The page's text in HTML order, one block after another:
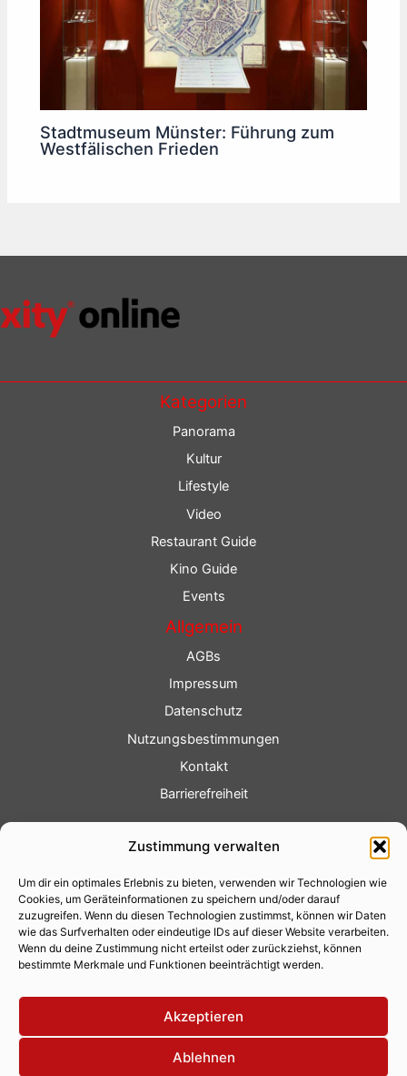
Zustimmung verwalten
Um dir ein optimales Erlebnis zu bieten, verwenden wir Technologien wie
Cookies, um Geräteinformationen zu speichern und/oder darauf
zuzugreifen. Wenn du diesen Technologien zustimmst, können wir Daten
wie das Surfverhalten oder eindeutige IDs auf dieser Website verarbeiten.
Wenn du deine Zustimmung nicht erteilst oder zurückziehst, können
bestimmte Merkmale und Funktionen beeinträchtigt werden.
Akzeptieren
Ablehnen
Stadtmuseum Münster: Führung zum
Westfälischen Frieden
Kategorien
Panorama
Kultur
Lifestyle
Video
Restaurant Guide
Kino Guide
Events
Allgemein
AGBs
Impressum
Datenschutz
Nutzungsbestimmungen
Kontakt
Barrierefreiheit
Fotoservice
Videoservice
Werbung
Contenterstellung
Lokalnachrichten
Lokalfernsehen
Eventkalender